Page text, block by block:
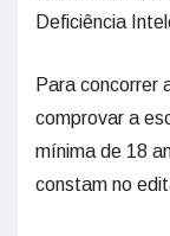
Deficiência
Para concorrer
comprovar a
mínima de 18
constam no